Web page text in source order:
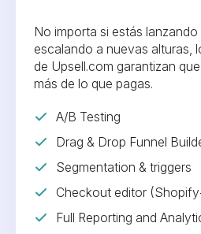
No importa si estás
escalando a nuevas alturas,
de Upsell.com garantizan
más de lo que pagas.
A/B Testing
Drag & Drop Funnel
Segmentation & triggers
Checkout editor
Full Reporting and